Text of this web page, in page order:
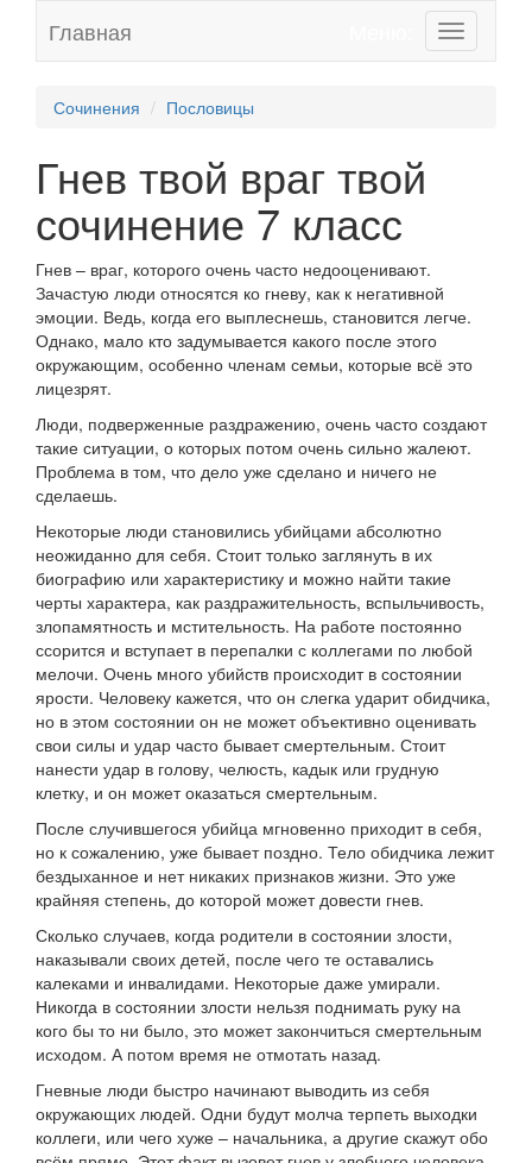
Toggle
navigation
Главная
Сочинения Пословицы
Гнев твой враг твой
сочинение 7 класс
Гнев – враг, которого очень часто недооценивают.
Зачастую люди относятся ко гневу, как к негативной
эмоции. Ведь, когда его выплеснешь, становится легче.
Однако, мало кто задумывается какого после этого
окружающим, особенно членам семьи, которые всё это
лицезрят.
Люди, подверженные раздражению, очень часто создают
такие ситуации, о которых потом очень сильно жалеют.
Проблема в том, что дело уже сделано и ничего не
сделаешь.
Некоторые люди становились убийцами абсолютно
неожиданно для себя. Стоит только заглянуть в их
биографию или характеристику и можно найти такие
черты характера, как раздражительность, вспыльчивость,
злопамятность и мстительность. На работе постоянно
ссорится и вступает в перепалки с коллегами по любой
мелочи. Очень много убийств происходит в состоянии
ярости. Человеку кажется, что он слегка ударит обидчика,
но в этом состоянии он не может объективно оценивать
свои силы и удар часто бывает смертельным. Стоит
нанести удар в голову, челюсть, кадык или грудную
клетку, и он может оказаться смертельным.
После случившегося убийца мгновенно приходит в себя,
но к сожалению, уже бывает поздно. Тело обидчика лежит
бездыханное и нет никаких признаков жизни. Это уже
крайняя степень, до которой может довести гнев.
Сколько случаев, когда родители в состоянии злости,
наказывали своих детей, после чего те оставались
калеками и инвалидами. Некоторые даже умирали.
Никогда в состоянии злости нельзя поднимать руку на
кого бы то ни было, это может закончиться смертельным
исходом. А потом время не отмотать назад.
Гневные люди быстро начинают выводить из себя
окружающих людей. Одни будут молча терпеть выходки
коллеги, или чего хуже – начальника, а другие скажут обо